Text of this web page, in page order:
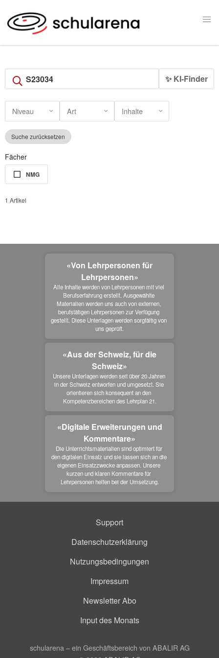
✨ KI-Finder
Niveau Art Inhalte
Suche zurücksetzen
Fächer
NMG
1 Artikel
«Von Lehrpersonen für
Lehrpersonen»
Alle Inhalte werden von Lehrpersonen mit viel
Berufserfahrung erstellt. Ausgewählte
Materialien werden uns auch von externen,
berufstätigen Lehrpersonen zur Verfügung
gestellt. Diese Unterlagen werden sorgfältig von
uns geprüft.
«Aus der Schweiz, für die
Schweiz»
Unsere Unterlagen werden seit über 20 Jahren
in der Schweiz entworfen und umgesetzt. Sie
orientieren sich konsequent an den
Kompetenzbereichen des Lehrplan 21.
«Digitale Erweiterungen und
Kommentare»
Die Unterrichtsmaterialien sind optimiert für
den digitalen Einsatz und sie lassen sich an die
eigenen Einsatzzwecke anpassen. Unsere
kurzen und klaren Kommentare für
Lehrpersonen helfen bei der Umsetzung.
Support
Datenschutzerklärung
Nutzungsbedingungen
Impressum
Newsletter Abo
Input des Monats
schularena – ein Geschäftsbereich von ABALIR AG